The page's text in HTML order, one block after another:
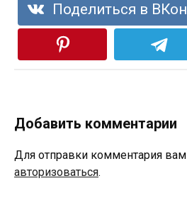
Поделиться в
Добавить комментарии
Для отправки комментария
авторизоваться.